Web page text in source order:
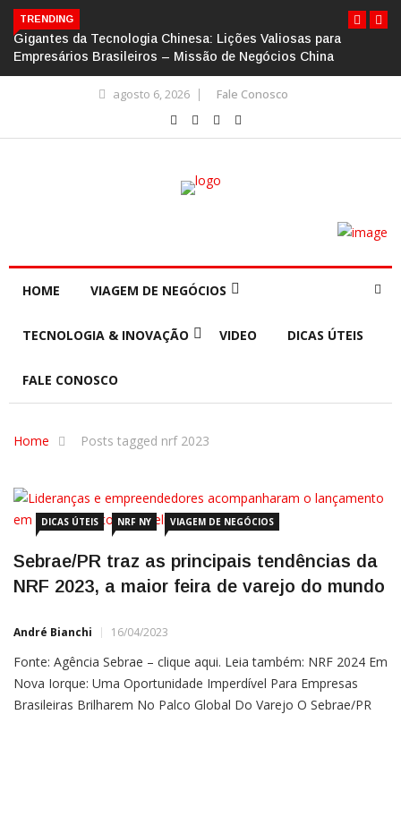
TRENDING
Gigantes da Tecnologia Chinesa: Lições Valiosas para
Empresários Brasileiros – Missão de Negócios China
agosto 6, 2026 Fale Conosco
HOME VIAGEM DE NEGÓCIOS
TECNOLOGIA & INOVAÇÃO VIDEO DICAS ÚTEIS
FALE CONOSCO
Home Posts tagged nrf 2023
DICAS ÚTEIS NRF NY VIAGEM DE NEGÓCIOS
Sebrae/PR traz as principais tendências da
NRF 2023, a maior feira de varejo do mundo
André Bianchi 16/04/2023
Fonte: Agência Sebrae – clique aqui. Leia também: NRF 2024 Em
Nova Iorque: Uma Oportunidade Imperdível Para Empresas
Brasileiras Brilharem No Palco Global Do Varejo O Sebrae/PR